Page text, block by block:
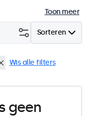
Toon meer
Sorteren
Wis alle filters
geen